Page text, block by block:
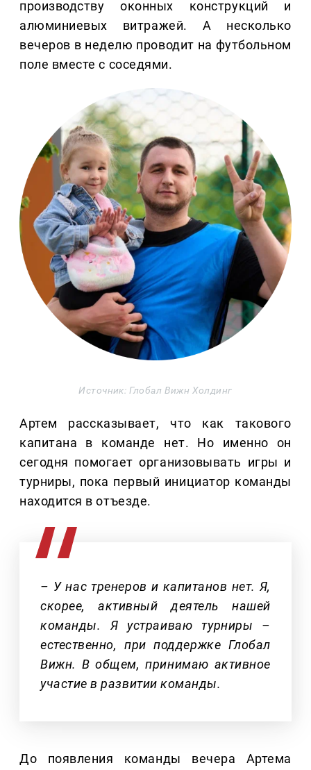
производству оконных конструкций и
алюминиевых витражей. А несколько
вечеров в неделю проводит на футбольном
поле вместе с соседями.
Источник: Глобал Вижн Холдинг
Артем рассказывает, что как такового
капитана в команде нет. Но именно он
сегодня помогает организовывать игры и
турниры, пока первый инициатор команды
находится в отъезде.
– У нас тренеров и капитанов нет. Я,
скорее, активный деятель нашей
команды. Я устраиваю турниры –
естественно, при поддержке Глобал
Вижн. В общем, принимаю активное
участие в развитии команды.
До появления команды вечера Артема